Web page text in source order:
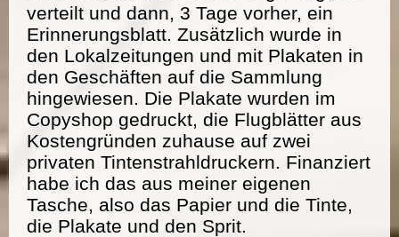
verteilt und dann, 3 Tage vorher, ein
Erinnerungsblatt. Zusätzlich wurde in
den Lokalzeitungen und mit Plakaten in
den Geschäften auf die Sammlung
hingewiesen. Die Plakate wurden im
Copyshop gedruckt, die Flugblätter aus
Kostengründen zuhause auf zwei
privaten Tintenstrahldruckern. Finanziert
habe ich das aus meiner eigenen
Tasche, also das Papier und die Tinte,
die Plakate und den Sprit.